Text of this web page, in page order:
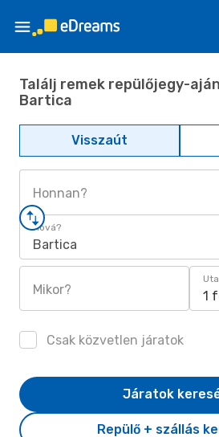
Találj remek repülőjegy-
Bartica
Visszaút
Honnan?
Hová?
Bartica
Mikor? 1
Csak közvetlen járatok
Repülő + szállás
Járatok